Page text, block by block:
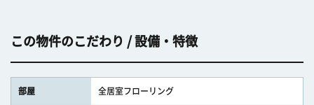
この物件のこだわり / 設備・特徴
部屋 全居室フローリング